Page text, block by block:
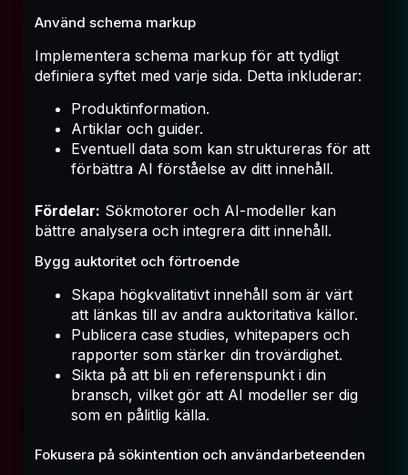
Använd schema markup
Implementera schema markup för att tydligt
definiera syftet med varje sida. Detta inkluderar:
Produktinformation.
Artiklar och guider.
Eventuell data som kan struktureras för att
förbättra AI förståelse av ditt innehåll.
Fördelar: Sökmotorer och AI-modeller kan
bättre analysera och integrera ditt innehåll.
Bygg auktoritet och förtroende
Skapa högkvalitativt innehåll som är värt
att länkas till av andra auktoritativa källor.
Publicera case studies, whitepapers och
rapporter som stärker din trovärdighet.
Sikta på att bli en referenspunkt i din
bransch, vilket gör att AI modeller ser dig
som en pålitlig källa.
Fokusera på sökintention och användarbeteenden